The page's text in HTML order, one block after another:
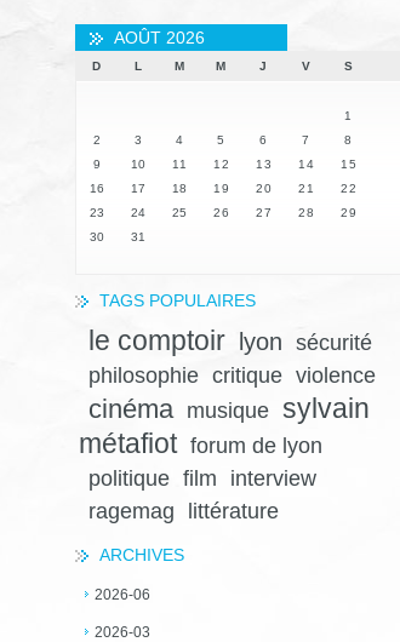
AOÛT 2026
D L M M J V S
1
2
3 4 5 6 7
8
9
10 11 12 13 14
15
16
17 18 19 20 21
22
23
24 25 26 27 28
29
30
31
TAGS POPULAIRES
le comptoir lyon sécurité
philosophie critique violence
cinéma musique sylvain
métafiot forum de lyon
politique film
interview
ragemag
littérature
ARCHIVES
2026-06
2026-03